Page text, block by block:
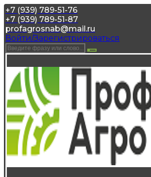
+7 (939) 789-51-76
+7 (939) 789-51-87
profagrosnab@mail.ru
Войти/Зарегистрироваться